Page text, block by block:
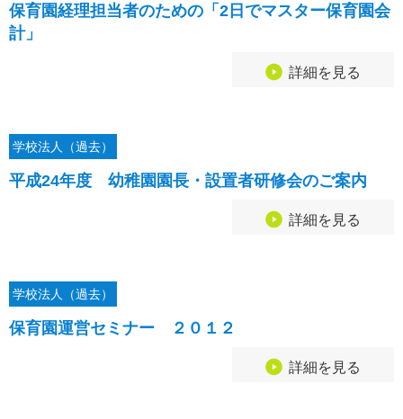
保育園経理担当者のための「2日でマスター保育園会
計」
詳細を見る
学校法人（過去）
平成24年度 幼稚園園長・設置者研修会のご案内
詳細を見る
学校法人（過去）
保育園運営セミナー ２０１２
詳細を見る